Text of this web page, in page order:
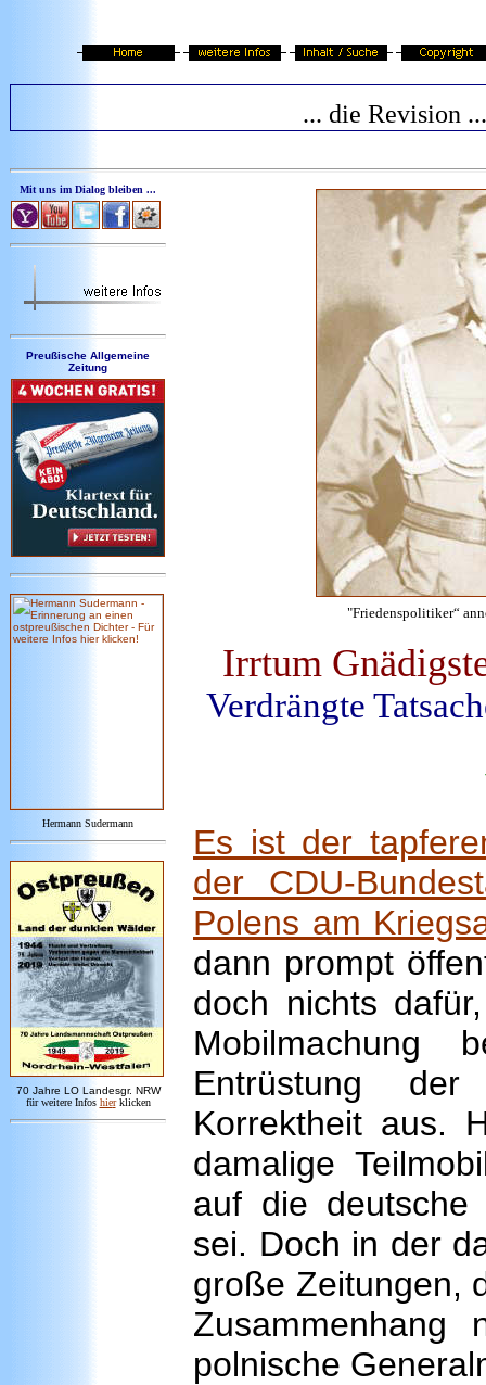
... die Revision ...
Mit uns im Dialog bleiben ...
Preußische Allgemeine
Zeitung
Hermann Sudermann
70 Jahre LO Landesgr. NRW
für weitere Infos hier klicken
"Friedenspolitiker“
Irrtum
Verdrängte
Es ist der
der CDU-
Polens am
dann prompt
doch nichts
Mobilmachung
Entrüstung der
Korrektheit aus.
damalige
auf die deutsche
sei. Doch in der
große Zeitungen,
Zusammenhang
polnische